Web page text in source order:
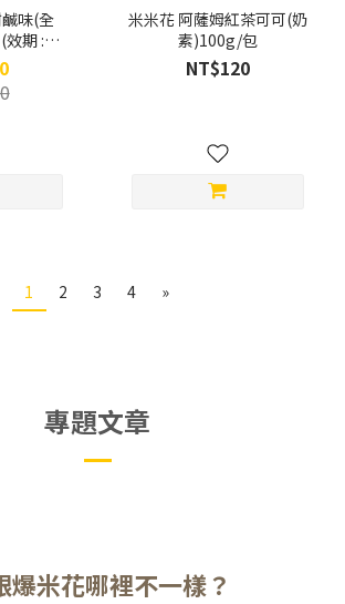
味(全
期 :
米米花 阿薩姆紅茶可可(奶
素)100g/包
NT$120
1 2 3 4 »
專題文章
爆米花哪裡不一樣？